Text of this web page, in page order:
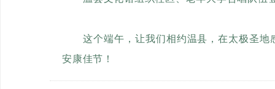
这个端午，让我们相约温县，在太极圣地
安康佳节！